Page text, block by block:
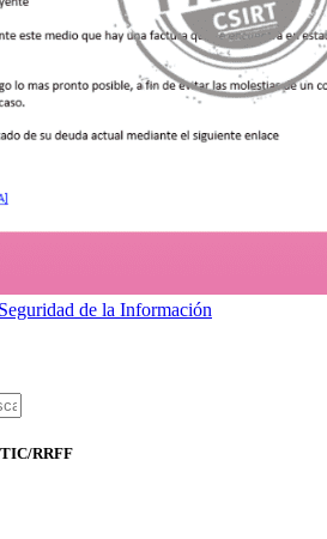
de la Información
TIC/RRFF